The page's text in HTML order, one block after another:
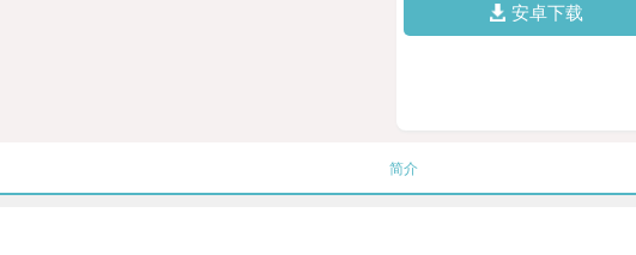
安卓下载
简介